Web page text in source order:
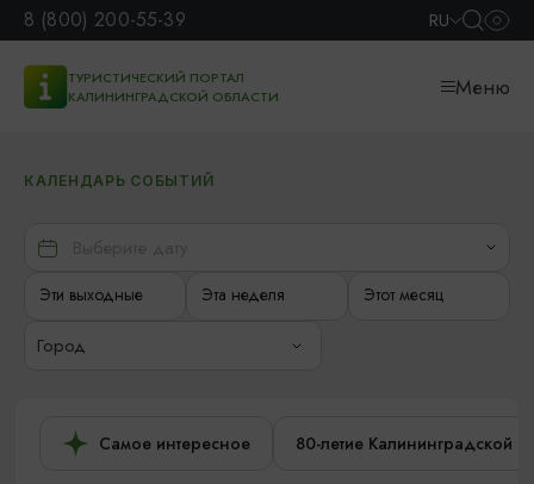
8 (800) 200-55-39 RU
ТУРИСТИЧЕСКИЙ ПОРТАЛ
КАЛИНИНГРАДСКОЙ ОБЛАСТИ
Меню
КАЛЕНДАРЬ СОБЫТИЙ
Эти выходные Эта неделя Этот месяц
Город
Самое интересное 80-летие Калининградской